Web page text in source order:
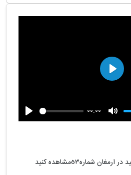
پخش
00:00
بی
پخش
شماره53مشاهده کنید